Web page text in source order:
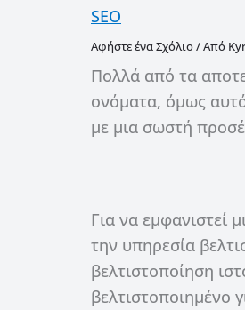
SEO
Αφήστε ένα Σχόλιο/ Από
Πολλά από τα
ονόματα, όμως
με μια σωστή
Για να εμφανιστεί
την υπηρεσία
βελτιστοποίηση
βελτιστοποιημένο